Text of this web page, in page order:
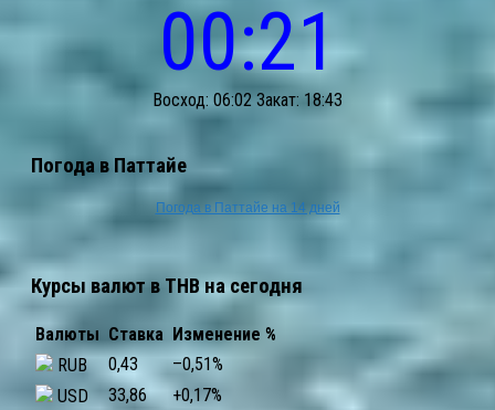
00:21
Восход: 06:02 Закат: 18:43
Погода в Паттайе
Погода в Паттайе на 14 дней
Курсы валют в THB на сегодня
Валюты Ставка Изменение %
RUB
0,43 –0,51%
USD
33,86 +0,17%